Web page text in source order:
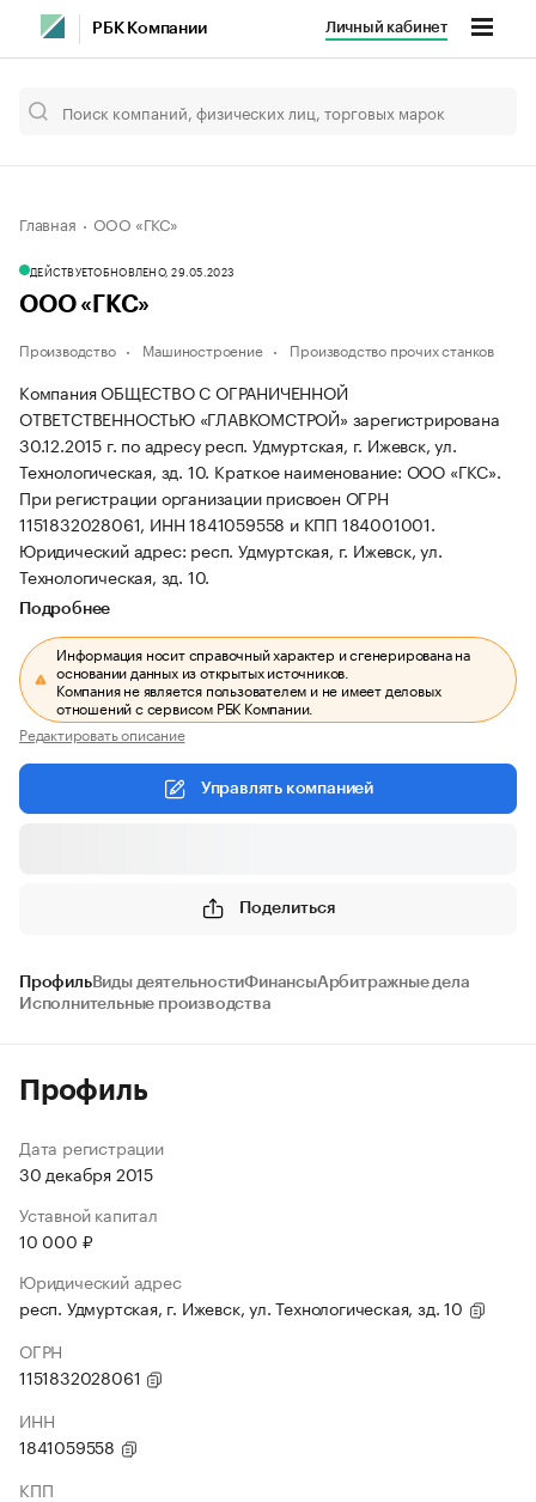
РБК Компании Личный кабинет
Главная ООО «ГКС»
ДЕЙСТВУЕТОБНОВЛЕНО, 29.05.2023
ООО «ГКС»
Производство Машиностроение Производство прочих станков
Компания ОБЩЕСТВО С ОГРАНИЧЕННОЙ
ОТВЕТСТВЕННОСТЬЮ «ГЛАВКОМСТРОЙ» зарегистрирована
30.12.2015 г. по адресу респ. Удмуртская, г. Ижевск, ул.
Технологическая, зд. 10. Краткое наименование: ООО «ГКС».
При регистрации организации присвоен ОГРН
1151832028061, ИНН 1841059558 и КПП 184001001.
Юридический адрес: респ. Удмуртская, г. Ижевск, ул.
Технологическая, зд. 10.
Подробнее
Информация носит справочный характер и сгенерирована на
основании данных из открытых источников.
Компания не является пользователем и не имеет деловых
отношений с сервисом РБК Компании.
Редактировать описание
Управлять компанией
Поделиться
ПрофильВиды деятельностиФинансыАрбитражные дела
Исполнительные производства
Профиль
Дата регистрации
30 декабря 2015
Уставной капитал
10 000 ₽
Юридический адрес
респ. Удмуртская, г. Ижевск, ул. Технологическая, зд. 10
ОГРН
1151832028061
ИНН
1841059558
КПП